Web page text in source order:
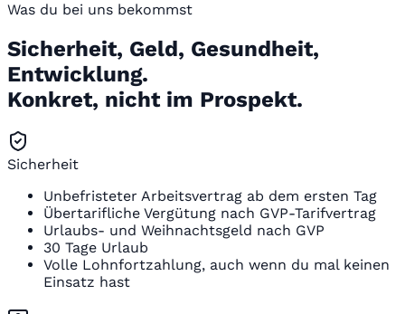
Was du bei uns bekommst
Sicherheit, Geld, Gesundheit,
Entwicklung.
Konkret, nicht im Prospekt.
Sicherheit
Unbefristeter Arbeitsvertrag ab dem ersten Tag
Übertarifliche Vergütung nach GVP-Tarifvertrag
Urlaubs- und Weihnachtsgeld nach GVP
30 Tage Urlaub
Volle Lohnfortzahlung, auch wenn du mal keinen
Einsatz hast